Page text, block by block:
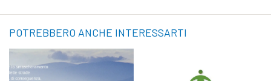
POTREBBERO ANCHE INTERESSARTI